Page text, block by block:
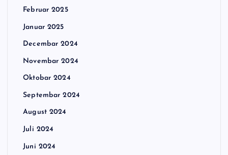
Februar 2025
Januar 2025
Decembar 2024
Novembar 2024
Oktobar 2024
Septembar 2024
August 2024
Juli 2024
Juni 2024